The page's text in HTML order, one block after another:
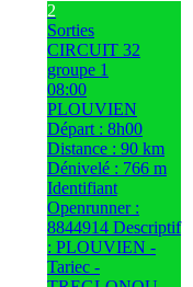
2
Sorties
CIRCUIT 32
groupe 1
08:00
PLOUVIEN
Départ : 8h00
Distance : 90 km
Dénivelé : 766 m
Identifiant
Openrunner :
8844914 Descriptif
: PLOUVIEN -
Tariec -